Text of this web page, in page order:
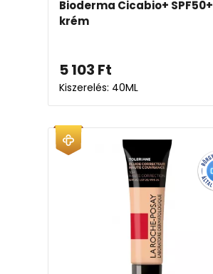
Bioderma Cicabio+ SPF50+
krém
5 103 Ft
Kiszerelés: 40ML